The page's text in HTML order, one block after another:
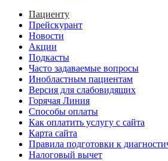
Пациенту
Прейскурант
Новости
Акции
Подкасты
Часто задаваемые вопросы
Инобластным пациентам
Версия для слабовидящих
Горячая Линия
Способы оплаты
Как оплатить услугу с сайта
Карта сайта
Правила подготовки к
Налоговый вычет